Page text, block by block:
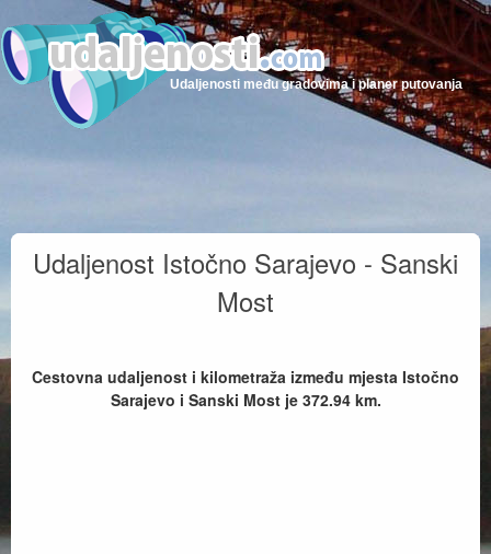
Udaljenosti među gradovima i planer putovanja
Udaljenost Istočno Sarajevo - Sanski
Most
Cestovna udaljenost i kilometraža između mjesta Istočno
Sarajevo i Sanski Most je 372.94km.